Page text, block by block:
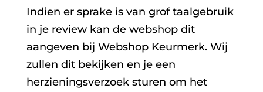
Indien er sprake is van grof taalgebruik
in je review kan de webshop dit
aangeven bij Webshop Keurmerk. Wij
zullen dit bekijken en je een
herzieningsverzoek sturen om het